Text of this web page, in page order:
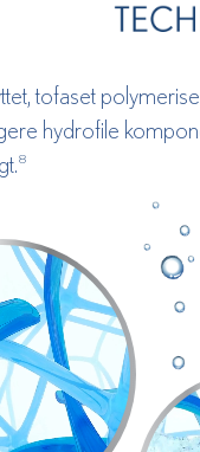
tofaset
hydrofile
8